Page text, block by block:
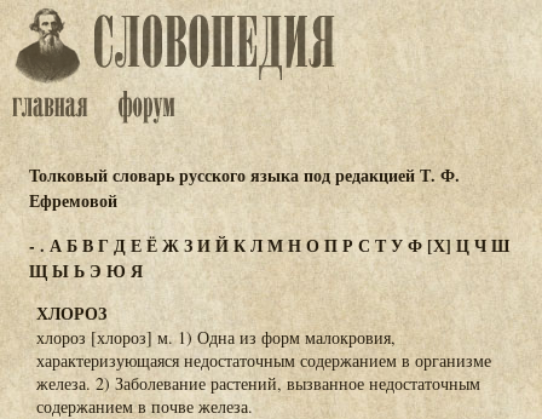
Толковый словарь русского языка под редакцией Т. Ф.
Ефремовой
- . АБВГДЕЁЖЗИЙКЛМНОПР С ТУФ [Х] ЦЧШ
ЩЫЬЭ ЮЯ
ХЛОРОЗ
хлороз [хлороз] м. 1) Одна из форм малокровия,
характеризующаяся недостаточным содержанием в организме
железа. 2) Заболевание растений, вызванное недостаточным
содержанием в почве железа.